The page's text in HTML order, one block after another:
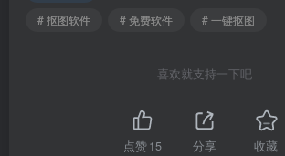
# 抠图软件
# 免费软件 # 一键抠图
喜欢就支持一下吧
点赞15 分享 收藏